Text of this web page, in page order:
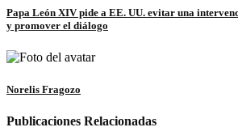
Papa León XIV pide a EE. UU. evitar una
y promover el diálogo
Norelis Fragozo
Publicaciones Relacionadas